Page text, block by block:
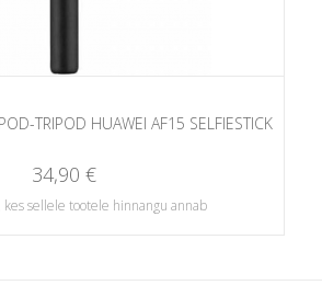
TRIPOD HUAWEI AF15 SELFIESTICK
34,90 €
sellele tootele hinnangu annab